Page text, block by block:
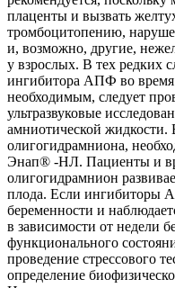
плаценты и вызвать
тромбоцитопению,
и, возможно, другие,
у взрослых. В тех редких
ингибитора АПФ во время
необходимым, следует
ультразвуковые
амниотической жидкости.
олигогидрамниона,
Энап® -HЛ. Пациенты и
олигогидрамнион
плода. Если ингибиторы
беременности и
в зависимости от недели
функционального
проведение стрессового
определение